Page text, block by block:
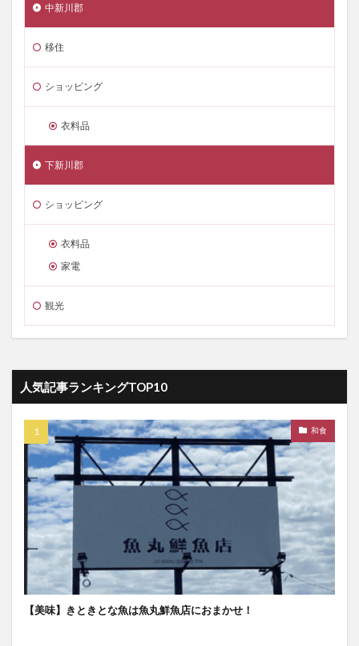
中新川郡
移住
ショッピング
衣料品
下新川郡
ショッピング
衣料品
家電
観光
人気記事ランキングTOP10
和食
【美味】きときとな魚は魚丸鮮魚店におまかせ！